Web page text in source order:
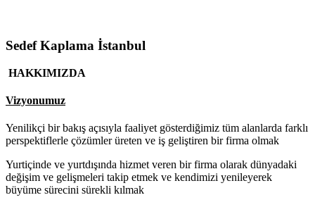
Sedef Kaplama İstanbul
HAKKIMIZDA
Vizyonumuz
Yenilikçi bir bakış açısıyla faaliyet gösterdiğimiz tüm alanlarda farklı
perspektiflerle çözümler üreten ve iş geliştiren bir firma olmak
Yurtiçinde ve yurtdışında hizmet veren bir firma olarak dünyadaki
değişim ve gelişmeleri takip etmek ve kendimizi yenileyerek
büyüme sürecini sürekli kılmak